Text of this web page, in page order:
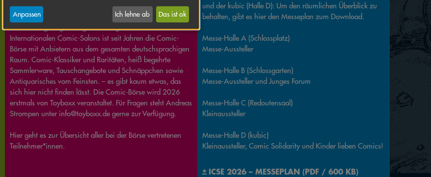
Öffnungszeit: 10–17 Uhr
Eine wichtige Ergänzung zur Verlagsmesse des
Internationalen Comic-Salons ist seit Jahren die Comic-
Börse mit Anbietern aus dem gesamten deutschsprachigen
Raum. Comic-Klassiker und Raritäten, heiß begehrte
Sammlerware, Tauschangebote und Schnäppchen sowie
Antiquarisches vom Feinsten. – es gibt kaum etwas, das
sich hier nicht finden lässt. Die Comic-Börse wird 2026
erstmals von Toyboxx veranstaltet. Für Fragen steht Andreas
Strompen unter info@toyboxx.de gerne zur Verfügung.
Hier geht es zur Übersicht aller bei der Börse vertretenen
und der kubic (Halle D): Um den räumlichen Überblick zu
behalten, gibt es hier den Messeplan zum Download.
Messe-Halle A (Schlossplatz)
Messe-Aussteller
Messe-Halle B (Schlossgarten)
Messe-Aussteller und Junges Forum
Messe-Halle C (Redoutensaal)
Kleinaussteller
Messe-Halle D (kubic)
Kleinaussteller, Comic Solidarity und Kinder lieben Comics!
ICSE 2026 – MESSEPLAN (PDF / 600 KB)
Anpassen Ich lehne ab Das ist ok